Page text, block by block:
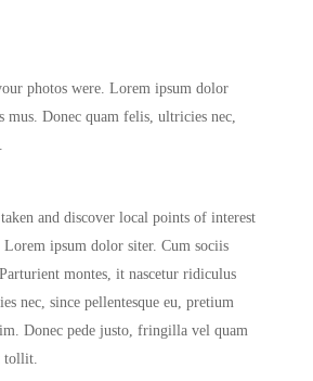
photos were. Lorem ipsum dolor
mus. Donec quam felis, ultricies nec,
and discover local points of interest
ipsum dolor siter. Cum sociis
montes, it nascetur ridiculus
nec, since pellentesque eu, pretium
Donec pede justo, fringilla vel quam
tollit.